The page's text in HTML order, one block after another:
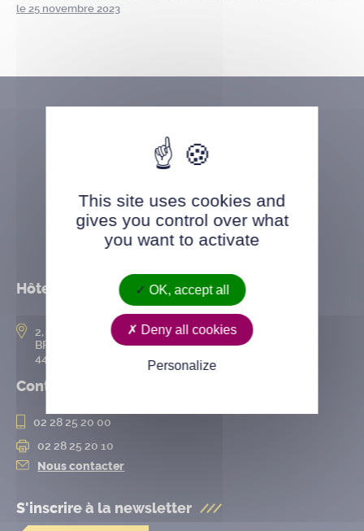
le 25 novembre 2023
Hôtel de ville
2, rue de l’Hôtel-de-Ville
BP 50167
44802 Saint-Herblain cedex
Contact
02 28 25 20 00
02 28 25 20 10
Nous contacter
S'inscrire à la newsletter
This site uses cookies and
gives you control over what
you want to activate
OK, accept all
Deny all cookies
Personalize